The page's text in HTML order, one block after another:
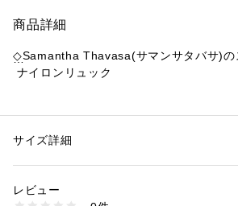
商品詳細
◇Samantha Thavasa(サマンサタバサ)の
ナイロンリュック
【デザイン】
種類豊富なポケットを完備しているため
性別：レディース
素材：本体（表地1）：ナイロン  本体（表地2）
生産国：ベトナム
サイズ詳細
レビュー